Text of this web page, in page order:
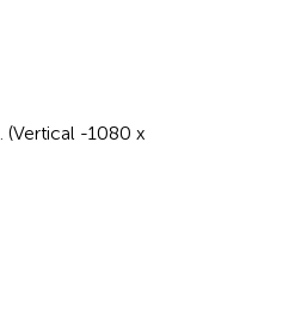
(Vertical -1080 x